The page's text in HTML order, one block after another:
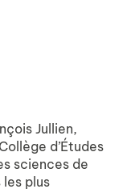
Jullien,
d’Études
sciences de
les plus